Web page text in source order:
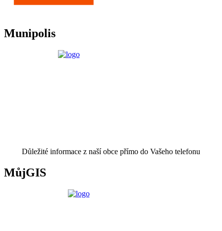
Munipolis
Důležité informace z naší obce přímo do Vašeho telefonu
MůjGIS